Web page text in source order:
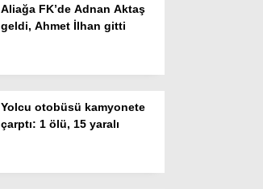
Instagram
Aliağa FK’de Adnan Aktaş
geldi, Ahmet İlhan gitti
Yolcu otobüsü kamyonete
çarptı: 1 ölü, 15 yaralı